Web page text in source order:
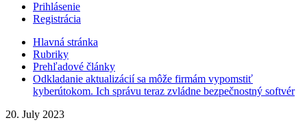
Prihlásenie
Registrácia
Hlavná stránka
Rubriky
Prehľadové články
Odkladanie aktualizácií sa môže firmám vypomstiť
kyberútokom. Ich správu teraz zvládne bezpečnostný softvér
20. July 2023